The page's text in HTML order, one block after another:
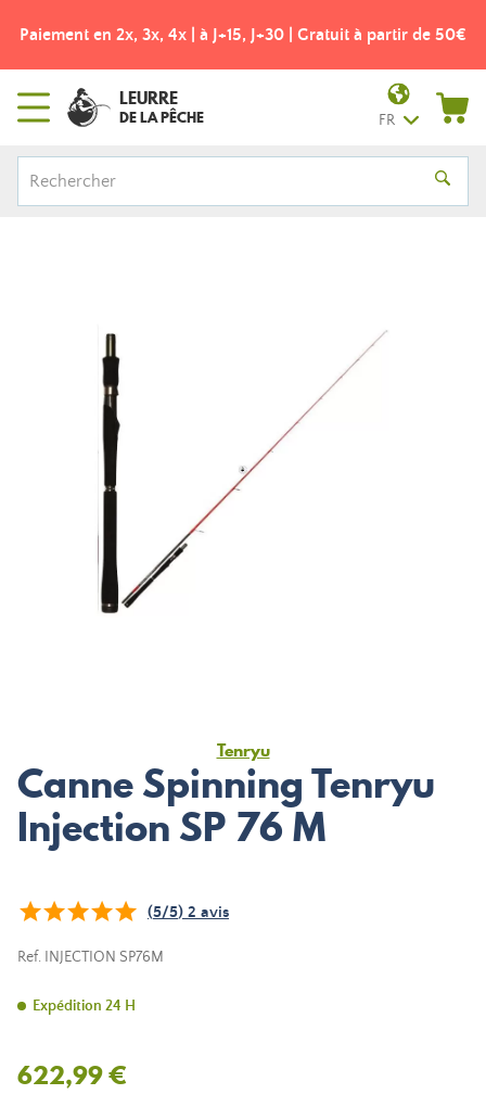
Paiement en 2x, 3x, 4x | à J+15, J+30 | Gratuit à partir de 50€
LEURRE
DE LA PÊCHE FR
Tenryu
Canne Spinning Tenryu
Injection SP 76 M
(5/5) 2 avis
Ref. INJECTION SP76M
Expédition 24 H
622,99 €